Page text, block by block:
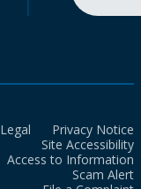
Legal
Privacy Notice
Site Accessibility
Access to Information
Scam Alert